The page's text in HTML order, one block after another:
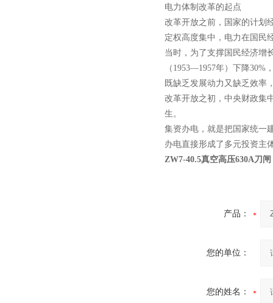
电力体制改革的起点
改革开放之前，国家的计划
定权高度集中，电力在国民
当时，为了支撑国民经济增
（1953—1957年）下降
既缺乏发展动力又缺乏效率
改革开放之初，中央财政集
生。
集资办电，就是把国家统一
办电直接形成了多元投资主
ZW7-40.5真空高压630A刀闸
产品：
您的单位：
您的姓名：